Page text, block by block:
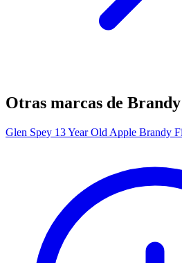
Otras marcas de
Glen Spey 13 Year Old Apple Brandy